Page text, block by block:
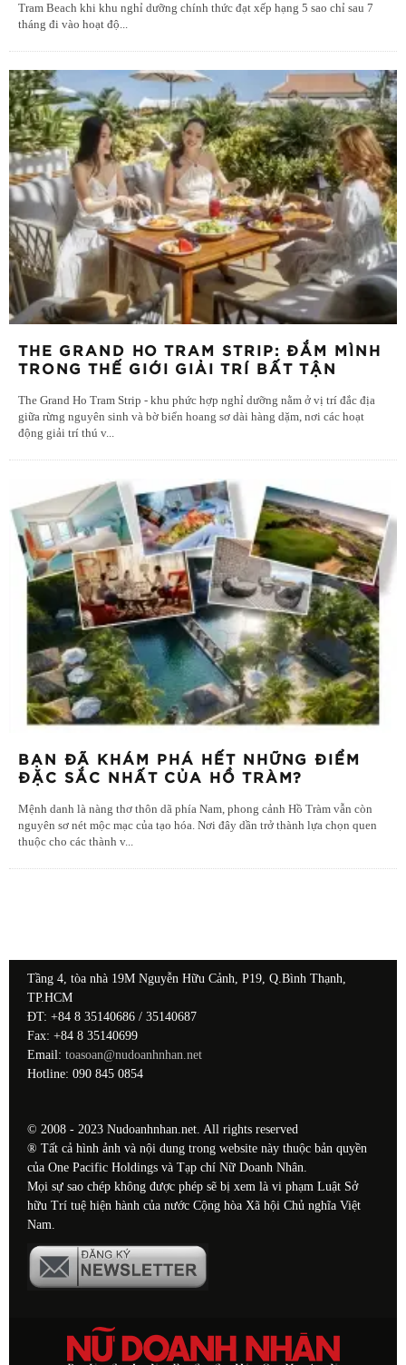
Tram Beach khi khu nghỉ dưỡng chính thức đạt xếp hạng 5 sao chỉ sau 7
tháng đi vào hoạt độ...
THE GRAND HO TRAM STRIP: ĐẮM MÌNH
TRONG THẾ GIỚI GIẢI TRÍ BẤT TẬN
The Grand Ho Tram Strip - khu phức hợp nghỉ dưỡng nằm ở vị trí đắc địa
giữa rừng nguyên sinh và bờ biển hoang sơ dài hàng dặm, nơi các hoạt
động giải trí thú v...
BẠN ĐÃ KHÁM PHÁ HẾT NHỮNG ĐIỂM
ĐẶC SẮC NHẤT CỦA HỒ TRÀM?
Mệnh danh là nàng thơ thôn dã phía Nam, phong cảnh Hồ Tràm vẫn còn
nguyên sơ nét mộc mạc của tạo hóa. Nơi đây dần trở thành lựa chọn quen
thuộc cho các thành v...
Tầng 4, tòa nhà 19M Nguyễn Hữu Cảnh, P19, Q.Bình Thạnh,
TP.HCM
ĐT: +84 8 35140686 / 35140687
Fax: +84 8 35140699
Email: toasoan@nudoanhnhan.net
Hotline: 090 845 0854
© 2008 - 2023 Nudoanhnhan.net. All rights reserved
® Tất cả hình ảnh và nội dung trong website này thuộc bản quyền
của One Pacific Holdings và Tạp chí Nữ Doanh Nhân.
Mọi sự sao chép không được phép sẽ bị xem là vi phạm Luật Sở
hữu Trí tuệ hiện hành của nước Cộng hòa Xã hội Chủ nghĩa Việt
Nam.